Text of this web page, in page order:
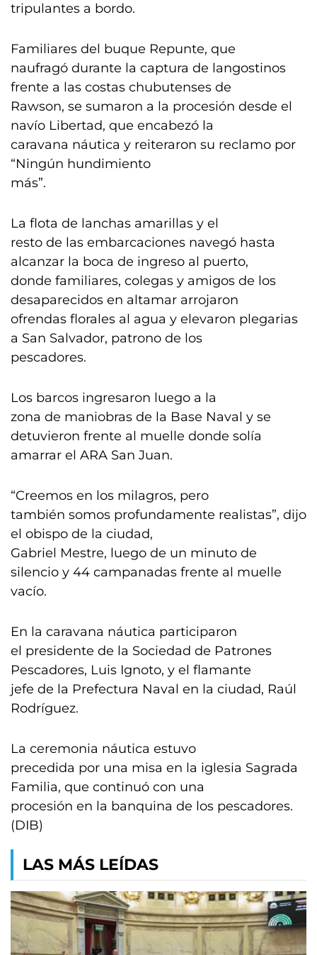
tripulantes a bordo.
Familiares del buque Repunte, que
naufragó durante la captura de langostinos
frente a las costas chubutenses de
Rawson, se sumaron a la procesión desde el
navío Libertad, que encabezó la
caravana náutica y reiteraron su reclamo por
“Ningún hundimiento
más”.
La flota de lanchas amarillas y el
resto de las embarcaciones navegó hasta
alcanzar la boca de ingreso al puerto,
donde familiares, colegas y amigos de los
desaparecidos en altamar arrojaron
ofrendas florales al agua y elevaron plegarias
a San Salvador, patrono de los
pescadores.
Los barcos ingresaron luego a la
zona de maniobras de la Base Naval y se
detuvieron frente al muelle donde solía
amarrar el ARA San Juan.
“Creemos en los milagros, pero
también somos profundamente realistas”, dijo
el obispo de la ciudad,
Gabriel Mestre, luego de un minuto de
silencio y 44 campanadas frente al muelle
vacío.
En la caravana náutica participaron
el presidente de la Sociedad de Patrones
Pescadores, Luis Ignoto, y el flamante
jefe de la Prefectura Naval en la ciudad, Raúl
Rodríguez.
La ceremonia náutica estuvo
precedida por una misa en la iglesia Sagrada
Familia, que continuó con una
procesión en la banquina de los pescadores.
(DIB)
LAS MÁS LEÍDAS